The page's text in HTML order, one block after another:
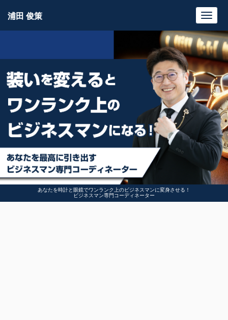
あなたを時計と眼鏡でワンランク上のビジネスマンに変身させる！
ビジネスマン専門コーディネーター
浦田 俊策